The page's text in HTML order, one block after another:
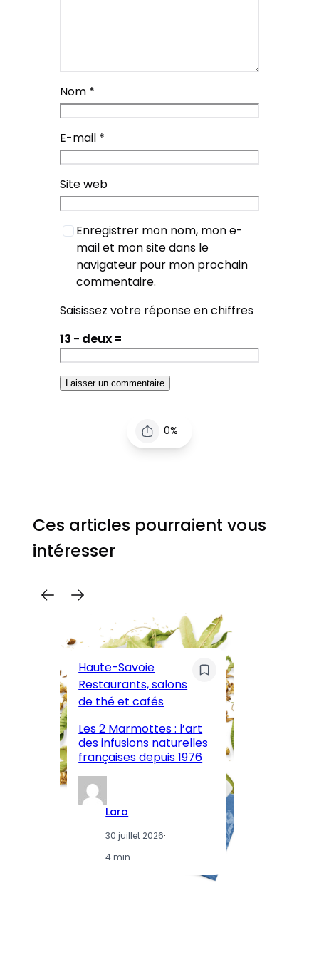
Nom *
E-mail *
Site web
Enregistrer mon nom, mon e-
mail et mon site dans le
navigateur pour mon prochain
commentaire.
Saisissez votre réponse en chiffres
13 − deux =
0%
Ces articles pourraient vous
intéresser
Haute-Savoie
Restaurants, salons
de thé et cafés
Les 2 Marmottes : l’art
des infusions naturelles
françaises depuis 1976
Lara
30 juillet 2026·
4 min